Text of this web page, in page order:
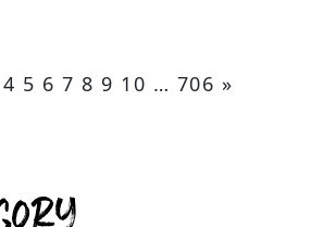
4 5 6 7 8 9 10 … 706 »